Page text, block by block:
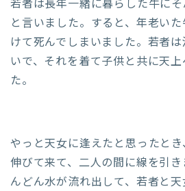
若者は長年一緒に暮らした牛に
と言いました。すると、年老い
けて死んでしまいました。若者
いで、それを着て子供と共に天
た。
やっと天女に逢えたと思ったと
伸びて来て、二人の間に線を引
んどん水が流れ出して、若者と